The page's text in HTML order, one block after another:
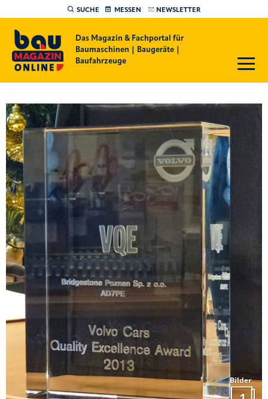
SUCHE MESSEN NEWSLETTER
Das Magazin & Fachportal für
Baumaschinen | Baugeräte |
Baufahrzeuge
Bilder